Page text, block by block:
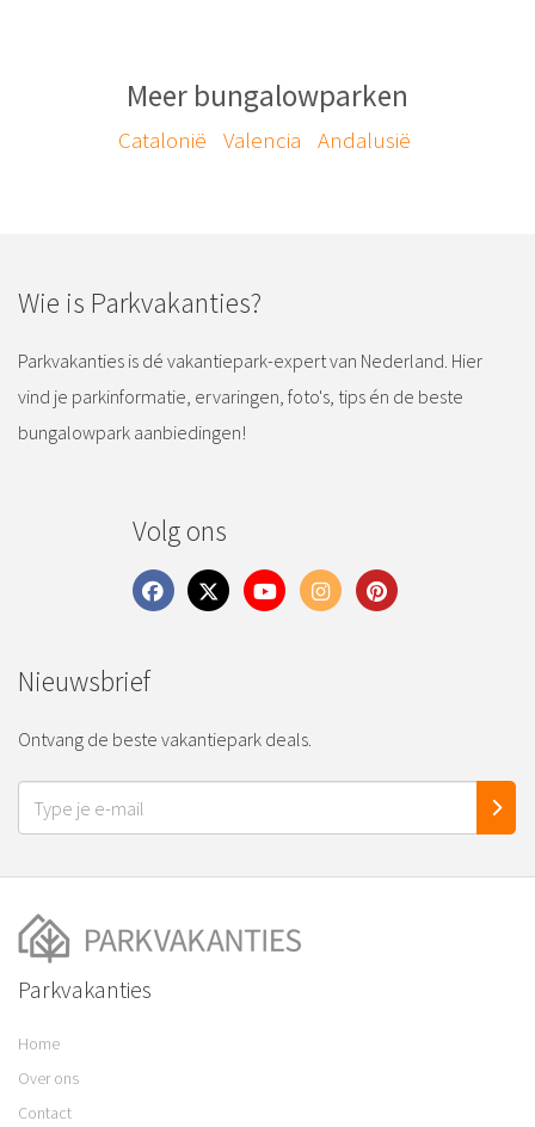
Meer bungalowparken
Catalonië Valencia Andalusië
Wie is Parkvakanties?
Parkvakanties is dé vakantiepark-expert van Nederland. Hier
vind je parkinformatie, ervaringen, foto's, tips én de beste
bungalowpark aanbiedingen!
Volg ons
Nieuwsbrief
Ontvang de beste vakantiepark deals.
Parkvakanties
Home
Over ons
Contact